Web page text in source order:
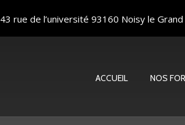
43 rue de l’université 93160 Noisy le Grand
ACCUEIL NOS